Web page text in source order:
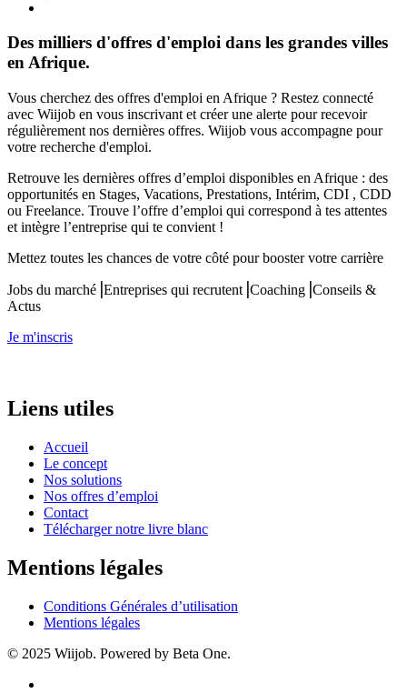
Des milliers d'offres d'emploi dans les grandes villes
en Afrique.
Vous cherchez des offres d'emploi en Afrique ? Restez connecté
avec Wiijob en vous inscrivant et créer une alerte pour recevoir
régulièrement nos dernières offres. Wiijob vous accompagne pour
votre recherche d'emploi.
Retrouve les dernières offres d’emploi disponibles en Afrique : des
opportunités en Stages, Vacations, Prestations, Intérim, CDI , CDD
ou Freelance. Trouve l’offre d’emploi qui correspond à tes attentes
et intègre l’entreprise qui te convient !
Mettez toutes les chances de votre côté pour booster votre carrière
Jobs du marché⎟Entreprises qui recrutent⎟Coaching⎟Conseils &
Actus
Je m'inscris
Liens utiles
Accueil
Le concept
Nos solutions
Nos offres d’emploi
Contact
Télécharger notre livre blanc
Mentions légales
Conditions Générales d’utilisation
Mentions légales
© 2025 Wiijob. Powered by Beta One.